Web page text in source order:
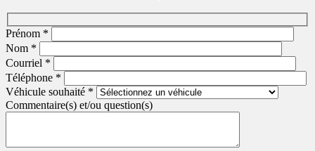
Prénom *
Nom *
Courriel *
Téléphone *
Véhicule souhaité *
Commentaire(s) et/ou question(s)